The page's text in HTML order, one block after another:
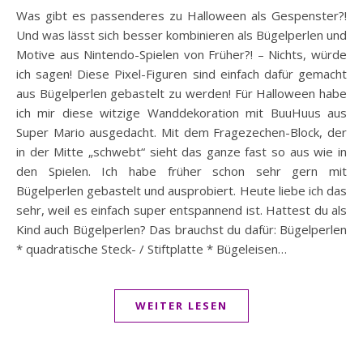
Was gibt es passenderes zu Halloween als Gespenster?!
Und was lässt sich besser kombinieren als Bügelperlen und
Motive aus Nintendo-Spielen von Früher?! – Nichts, würde
ich sagen! Diese Pixel-Figuren sind einfach dafür gemacht
aus Bügelperlen gebastelt zu werden! Für Halloween habe
ich mir diese witzige Wanddekoration mit BuuHuus aus
Super Mario ausgedacht. Mit dem Fragezechen-Block, der
in der Mitte „schwebt“ sieht das ganze fast so aus wie in
den Spielen. Ich habe früher schon sehr gern mit
Bügelperlen gebastelt und ausprobiert. Heute liebe ich das
sehr, weil es einfach super entspannend ist. Hattest du als
Kind auch Bügelperlen? Das brauchst du dafür: Bügelperlen
* quadratische Steck- / Stiftplatte * Bügeleisen…
WEITER LESEN